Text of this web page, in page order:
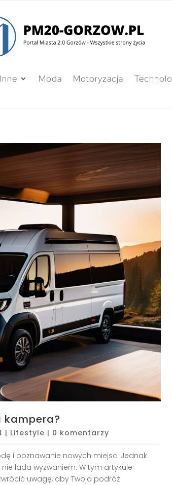
Inne Moda Motoryzacja
| Lifestyle | 0 komentarzy
i poznawanie nowych miejsc. Jednak
lada wyzwaniem. W tym artykule
uwagę, aby Twoja podróż